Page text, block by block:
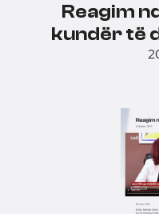
Reagim
kundër të